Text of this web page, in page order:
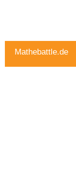
Mathebattle.de